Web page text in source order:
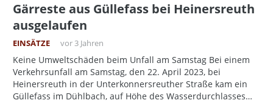
Gärreste aus Güllefass bei Heinersreuth
ausgelaufen
EINSÄTZE vor 3 Jahren
Keine Umweltschäden beim Unfall am Samstag Bei einem
Verkehrsunfall am Samstag, den 22. April 2023, bei
Heinersreuth in der Unterkonnersreuther Straße kam ein
Güllefass im Dühlbach, auf Höhe des Wasserdurchlasses…